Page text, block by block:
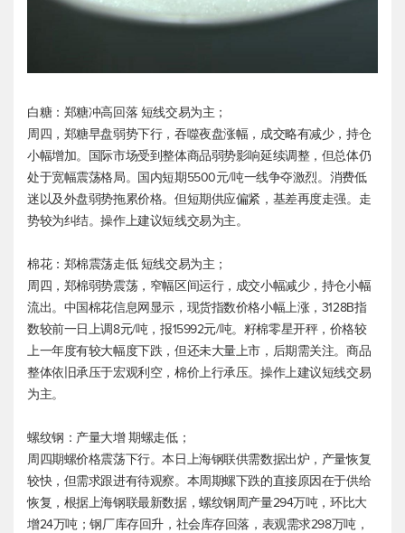
白糖：郑糖冲高回落 短线交易为主；
周四，郑糖早盘弱势下行，吞噬夜盘涨幅，成交略有减少，持仓
小幅增加。国际市场受到整体商品弱势影响延续调整，但总体仍
处于宽幅震荡格局。国内短期5500元/吨一线争夺激烈。消费低
迷以及外盘弱势拖累价格。但短期供应偏紧，基差再度走强。走
势较为纠结。操作上建议短线交易为主。
棉花：郑棉震荡走低 短线交易为主；
周四，郑棉弱势震荡，窄幅区间运行，成交小幅减少，持仓小幅
流出。中国棉花信息网显示，现货指数价格小幅上涨，3128B指
数较前一日上调8元/吨，报15992元/吨。籽棉零星开秤，价格较
上一年度有较大幅度下跌，但还未大量上市，后期需关注。商品
整体依旧承压于宏观利空，棉价上行承压。操作上建议短线交易
为主。
螺纹钢：产量大增 期螺走低；
周四期螺价格震荡下行。本日上海钢联供需数据出炉，产量恢复
较快，但需求跟进有待观察。本周期螺下跌的直接原因在于供给
恢复，根据上海钢联最新数据，螺纹钢周产量294万吨，环比大
增24万吨；钢厂库存回升，社会库存回落，表观需求298万吨，